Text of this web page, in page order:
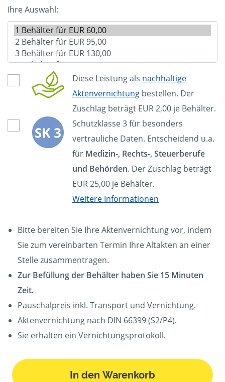
Ihre Auswahl:
Diese Leistung als nachhaltige
Aktenvernichtung bestellen. Der
Zuschlag beträgt EUR 2,00 je Behälter.
Schutzklasse 3 für besonders
vertrauliche Daten. Entscheidend u.a.
für Medizin-, Rechts-, Steuerberufe
und Behörden. Der Zuschlag beträgt
EUR 25,00 je Behälter.
Weitere Informationen
Bitte bereiten Sie Ihre Aktenvernichtung vor, indem
Sie zum vereinbarten Termin Ihre Altakten an einer
Stelle zusammentragen.
Zur Befüllung der Behälter haben Sie 15 Minuten
Zeit.
Pauschalpreis inkl. Transport und Vernichtung.
Aktenvernichtung nach DIN 66399 (S2/P4).
Sie erhalten ein Vernichtungsprotokoll.
In den Warenkorb